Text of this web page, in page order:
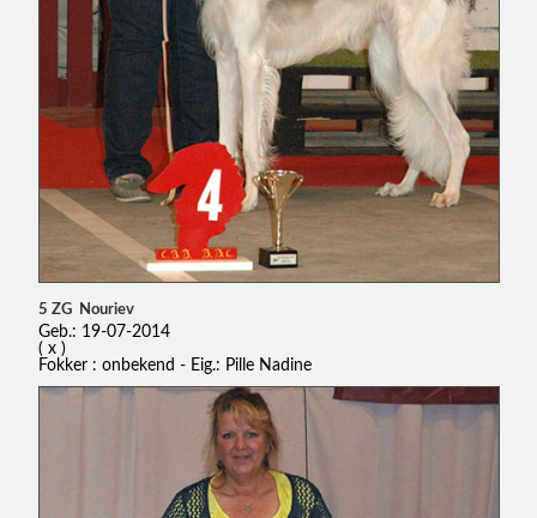
5 ZG Nouriev
Geb.: 19-07-2014
( x )
Fokker : onbekend - Eig.: Pille Nadine